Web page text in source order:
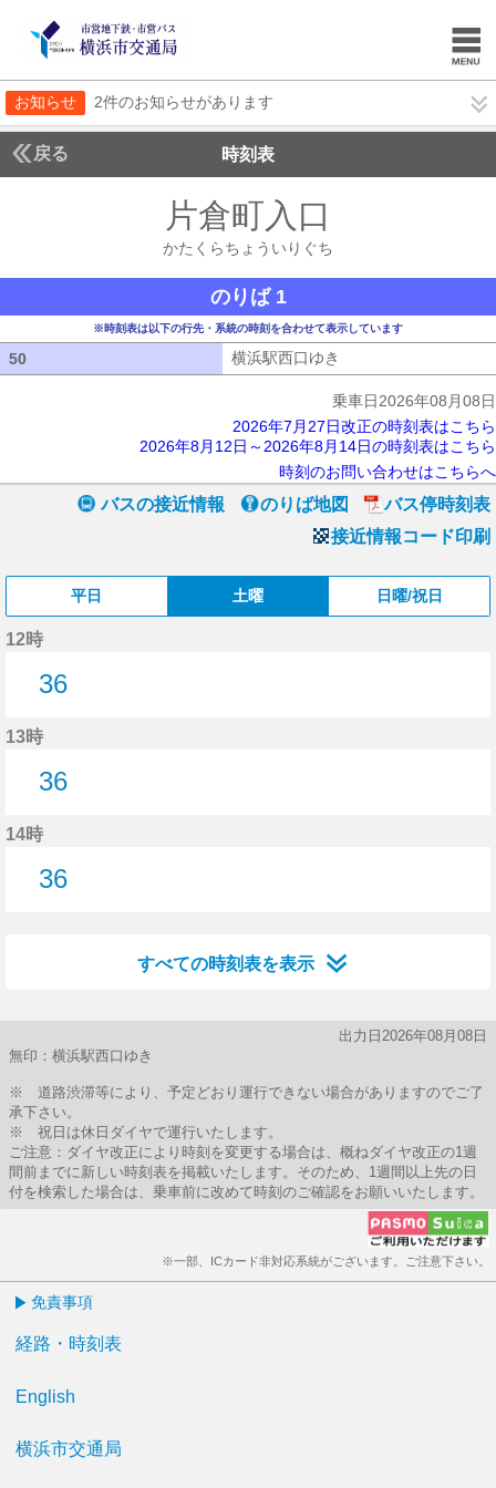
お知らせ 2件のお知らせがあります
戻る 時刻表
片倉町入口
かたくらちょういりぐち
のりば 1
※時刻表は以下の行先・系統の時刻を合わせて表示しています
50 横浜駅西口ゆき
乗車日2026年08月08日
2026年7月27日改正の時刻表はこちら
2026年8月12日～2026年8月14日の時刻表はこちら
時刻のお問い合わせはこちらへ
バスの接近情報 のりば地図
バス停時刻表
接近情報コード印刷
平日 土曜 日曜/祝日
12時
36
13時
36
14時
36
すべての時刻表を表示
出力日2026年08月08日
無印：横浜駅西口ゆき
※ 道路渋滞等により、予定どおり運行できない場合がありますのでご了
承下さい。
※ 祝日は休日ダイヤで運行いたします。
ご注意：ダイヤ改正により時刻を変更する場合は、概ねダイヤ改正の1週
間前までに新しい時刻表を掲載いたします。そのため、1週間以上先の日
付を検索した場合は、乗車前に改めて時刻のご確認をお願いいたします。
※一部、ICカード非対応系統がございます。ご注意下さい。
免責事項
経路・時刻表
English
横浜市交通局